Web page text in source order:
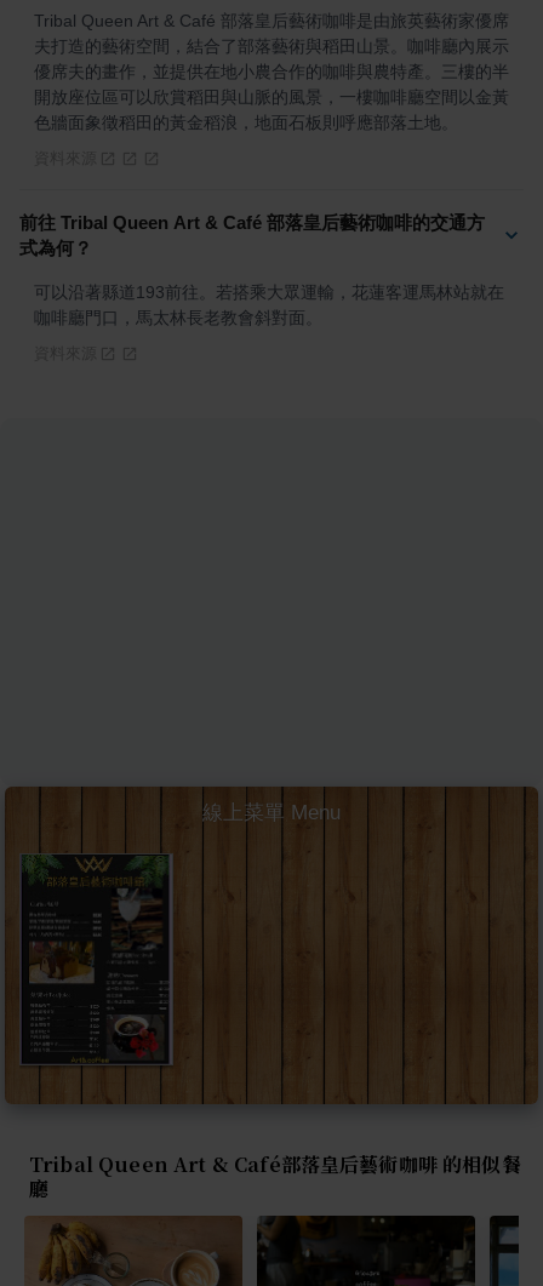
Tribal Queen Art & Café 部落皇后藝術咖啡是由旅英藝術家優席
夫打造的藝術空間，結合了部落藝術與稻田山景。咖啡廳內展示
優席夫的畫作，並提供在地小農合作的咖啡與農特產。三樓的半
開放座位區可以欣賞稻田與山脈的風景，一樓咖啡廳空間以金黃
色牆面象徵稻田的黃金稻浪，地面石板則呼應部落土地。
前往 Tribal Queen Art & Café 部落皇后藝術咖啡的交通方
式為何？
可以沿著縣道193前往。若搭乘大眾運輸，花蓮客運馬林站就在
咖啡廳門口，馬太林長老教會斜對面。
線上菜單 Menu
Tribal Queen Art & Café部落皇后藝術咖啡 的相似餐
廳